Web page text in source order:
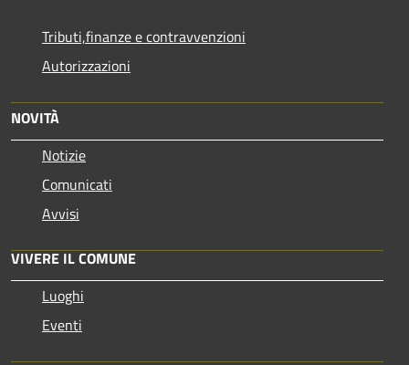
Tributi,finanze e contravvenzioni
Autorizzazioni
NOVITÀ
Notizie
Comunicati
Avvisi
VIVERE IL COMUNE
Luoghi
Eventi